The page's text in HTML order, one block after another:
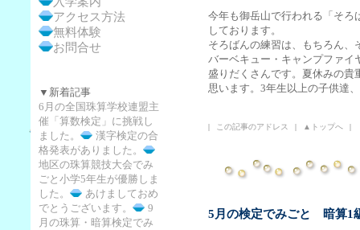
アクセス方法
無料体験
お問合せ
▼新着記事
6月の全国珠算学校連盟主
催「算数検定」に挑戦し
ました。
漢字検定の合
格発表がありました。
地区の珠算競技大会でみ
ごと小学5年生が優勝しま
した。
あけましておめ
でとうございます。
9
月の珠算・暗算検定でみ
今年も御岳山で行われる「そろ
しております。
そろばんの練習は、もちろん、
バーベキュー・キャンプファイ
盛りだくさんです。夏休みの貴
思います。3年生以上の子供達
| この記事のアドレス | ▲トップへ |
5月の検定でみごと 暗算1